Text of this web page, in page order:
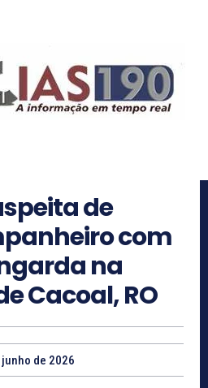
de
com
na
Cacoal, RO
junho de 2026